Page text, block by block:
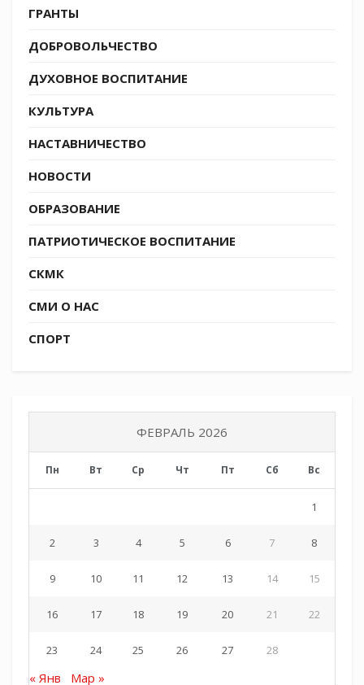
ГРАНТЫ
ДОБРОВОЛЬЧЕСТВО
ДУХОВНОЕ ВОСПИТАНИЕ
КУЛЬТУРА
НАСТАВНИЧЕСТВО
НОВОСТИ
ОБРАЗОВАНИЕ
ПАТРИОТИЧЕСКОЕ ВОСПИТАНИЕ
СКМК
СМИ О НАС
СПОРТ
ФЕВРАЛЬ 2026
Пн Вт Ср Чт Пт Сб Вс
1
2 3 4 5 6 7 8
9 10 11 12 13 14 15
16 17 18 19 20 21 22
23 24 25 26 27 28
« Янв Мар »